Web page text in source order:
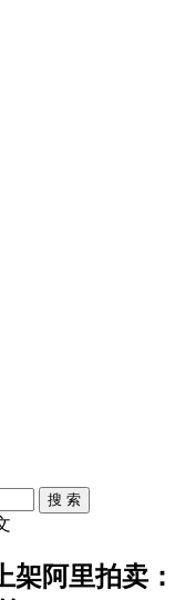
搜 索
架阿里拍卖